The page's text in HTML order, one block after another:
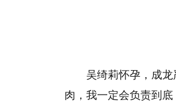
吴绮莉怀孕，成
肉，我一定会负责到